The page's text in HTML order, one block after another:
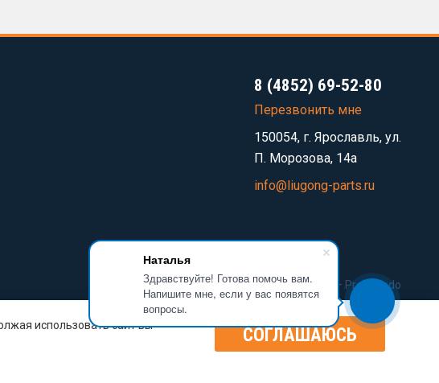
Наталья
Здравствуйте! Готова помочь вам.
Напишите мне, если у вас появятся
вопросы.
8 (4852) 69-52-80
Перезвонить мне
150054, г. Ярославль, ул.
П. Морозова, 14а
info@liugong-parts.ru
Разработка сайта — Prominado
использовать сайт вы
СОГЛАШАЮСЬ